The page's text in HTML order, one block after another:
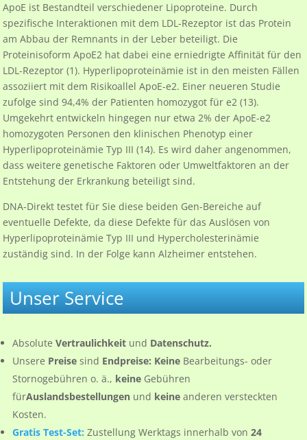
ApoE ist Bestandteil verschiedener Lipoproteine. Durch
spezifische Interaktionen mit dem LDL-Rezeptor ist das Protein
am Abbau der Remnants in der Leber beteiligt. Die
Proteinisoform ApoE2 hat dabei eine erniedrigte Affinität für den
LDL-Rezeptor (1). Hyperlipoproteinämie ist in den meisten Fällen
assoziiert mit dem Risikoallel ApoE-e2. Einer neueren Studie
zufolge sind 94,4% der Patienten homozygot für e2 (13).
Umgekehrt entwickeln hingegen nur etwa 2% der ApoE-e2
homozygoten Personen den klinischen Phenotyp einer
Hyperlipoproteinämie Typ III (14). Es wird daher angenommen,
dass weitere genetische Faktoren oder Umweltfaktoren an der
Entstehung der Erkrankung beteiligt sind.
DNA-Direkt testet für Sie diese beiden Gen-Bereiche auf
eventuelle Defekte, da diese Defekte für das Auslösen von
Hyperlipoproteinämie Typ III und Hypercholesterinämie
zuständig sind. In der Folge kann Alzheimer entstehen.
Unser Service
AbsoluteVertraulichkeit und Datenschutz.
Unsere Preise sind Endpreise: Keine Bearbeitungs- oder
Stornogebühren o. ä., keine Gebühren
fürAuslandsbestellungen und keine anderen versteckten
Kosten.
Gratis Test-Set: Zustellung Werktags innerhalb von24